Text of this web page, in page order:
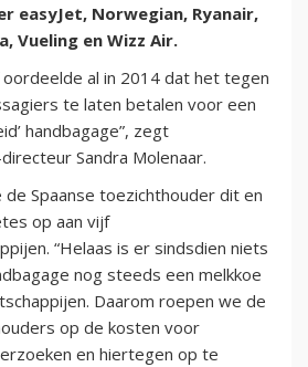
easyJet, Norwegian, Ryanair,
Vueling en Wizz Air.
al in 2014 dat het tegen
te laten betalen voor een
handbagage”, zegt
Sandra Molenaar.
Spaanse toezichthouder dit en
op aan vijf
“Helaas is er sindsdien niets
nog steeds een melkkoe
Daarom roepen we de
op de kosten voor
en hiertegen op te